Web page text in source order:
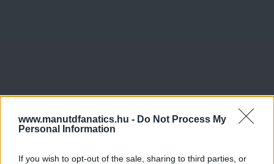
www.manutdfanatics.hu - Do Not Process My
Personal Information
If you wish to opt-out of the sale, sharing to third parties, or